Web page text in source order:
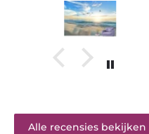
Alle recensies bekijken